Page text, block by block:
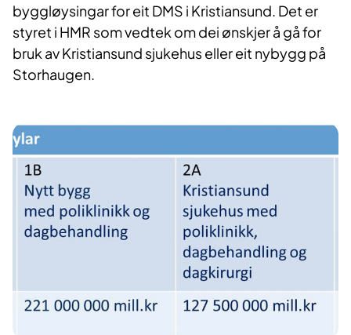
byggløysingar for eit DMS i Kristiansund. Det er
styret i HMR som vedtek om dei ønskjer å gå for
bruk av Kristiansund sjukehus eller eit nybygg på
Storhaugen.